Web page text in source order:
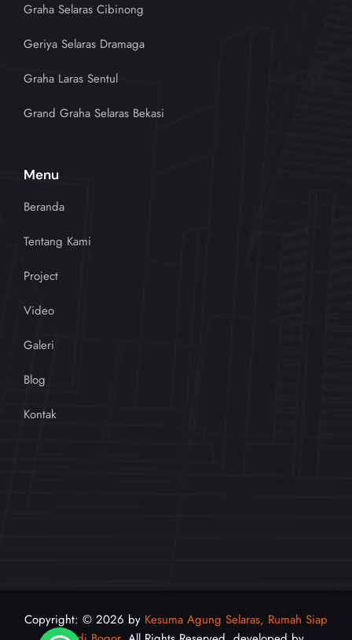
Graha Selaras Cibinong
Geriya Selaras Dramaga
Graha Laras Sentul
Grand Graha Selaras Bekasi
Menu
Beranda
Tentang Kami
Project
Video
Galeri
Blog
Kontak
Copyright: © 2026 by Kesuma Agung Selaras, Rumah Siap